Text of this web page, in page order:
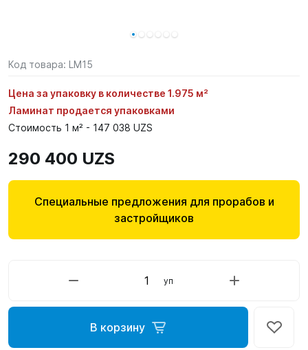
Код товара: LM15
Цена за упаковку в количестве 1.975 м²
Ламинат продается упаковками
Стоимость 1 м² - 147 038 UZS
290 400 UZS
Специальные предложения для прорабов и
застройщиков
уп
В корзину